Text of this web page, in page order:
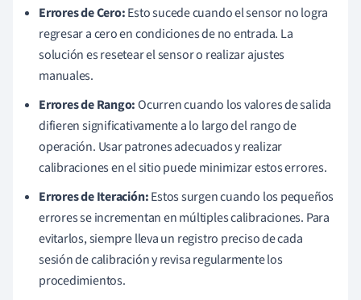
Errores de Cero:Esto sucede cuando el sensor no logra
regresar a cero en condiciones de no entrada. La
solución es resetear el sensor o realizar ajustes
manuales.
Errores de Rango:Ocurren cuando los valores de salida
difieren significativamente a lo largo del rango de
operación. Usar patrones adecuados y realizar
calibraciones en el sitio puede minimizar estos errores.
Errores de Iteración:Estos surgen cuando los pequeños
errores se incrementan en múltiples calibraciones. Para
evitarlos, siempre lleva un registro preciso de cada
sesión de calibración y revisa regularmente los
procedimientos.